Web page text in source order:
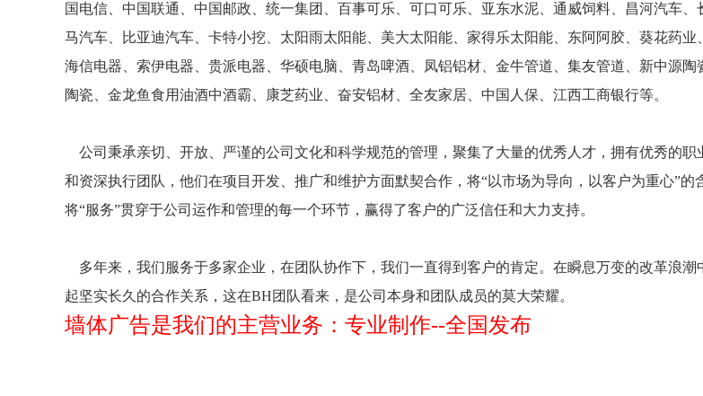
国电信、中国联通、中国邮政、统一集团、百事可乐、可口可乐、亚东水泥、通威饲料、昌河汽车
马汽车、比亚迪汽车、卡特小挖、太阳雨太阳能、美大太阳能、家得乐太阳能、东阿阿胶、葵花药业
海信电器、索伊电器、贵派电器、华硕电脑、青岛啤酒、凤铝铝材、金牛管道、集友管道、新中源陶
陶瓷、金龙鱼食用油酒中酒霸、康芝药业、奋安铝材、全友家居、中国人保、江西工商银行等。
公司秉承亲切、开放、严谨的公司文化和科学规范的管理，聚集了大量的优秀人才，拥有优秀的职
和资深执行团队，他们在项目开发、推广和维护方面默契合作，将“以市场为导向，以客户为重心”的
将“服务”贯穿于公司运作和管理的每一个环节，赢得了客户的广泛信任和大力支持。
多年来，我们服务于多家企业，在团队协作下，我们一直得到客户的肯定。在瞬息万变的改革浪潮
起坚实长久的合作关系，这在BH团队看来，是公司本身和团队成员的莫大荣耀。
墙体广告是我们的主营业务：专业制作--全国发布